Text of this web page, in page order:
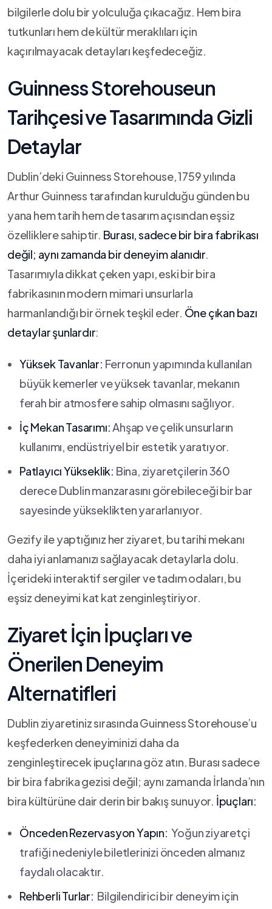
bilgilerle dolu bir yolculuğa çıkacağız. Hem bira
tutkunları hem ‍de kültür meraklıları için
⁤kaçırılmayacak detayları ⁣keşfedeceğiz.
Guinness Storehouseun
Tarihçesi⁢ ve Tasarımında Gizli
Detaylar
Dublin’deki Guinness Storehouse, 1759 yılında
Arthur Guinness tarafından kurulduğu günden bu
yana hem tarih hem⁣ de⁣ tasarım ⁢açısından eşsiz
özelliklere sahiptir. Burası, sadece bir bira fabrikası
değil; aynı zamanda bir deneyim alanıdır.
Tasarımıyla⁢ dikkat⁢ çeken yapı, ⁢eski‌ bir⁣ bira
fabrikasının modern mimari unsurlarla
harmanlandığı ​bir örnek teşkil eder. Öne çıkan bazı
detaylar şunlardır:
Yüksek Tavanlar: Ferronun yapımında ‌kullanılan
büyük kemerler ve yüksek tavanlar, mekanın
⁣ferah bir atmosfere sahip olmasını⁣ sağlıyor.
İç Mekan Tasarımı:Ahşap ve ​çelik‌ unsurların
‍kullanımı, endüstriyel bir estetik yaratıyor.
Patlayıcı Yükseklik: Bina, ziyaretçilerin 360
derece Dublin manzarasını görebileceği bir bar
sayesinde yükseklikten yararlanıyor.
Gezify ile yaptığınız her ziyaret, bu tarihi ⁢mekanı
‌daha iyi anlamanızı sağlayacak detaylarla dolu.
İçerideki interaktif sergiler ve tadım odaları, bu
eşsiz⁢ deneyimi kat⁣ kat ‍zenginleştiriyor.
Ziyaret İçin İpuçları ve
Önerilen Deneyim⁣
Alternatifleri
Dublin ziyaretiniz sırasında Guinness Storehouse’u⁢
keşfederken deneyiminizi daha da
zenginleştirecek ipuçlarına göz atın. Burası sadece
⁢bir bira fabrika gezisi değil; aynı zamanda ​İrlanda’nın
bira kültürüne dair derin ⁤bir bakış sunuyor. İpuçları:
Önceden Rezervasyon ​Yapın: ‌ Yoğun ziyaretçi
trafiği nedeniyle biletlerinizi önceden almanız
faydalı olacaktır.
Rehberli Turlar: ​ Bilgilendirici‍ bir deneyim için